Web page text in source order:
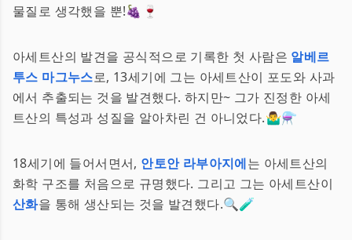
물질로 생각했을 뿐!🍇🍷
아세트산의 발견을 공식적으로 기록한 첫 사람은 알베르
투스 마그누스로, 13세기에 그는 아세트산이 포도와 사과
에서 추출되는 것을 발견했다. 하지만~ 그가 진정한 아세
트산의 특성과 성질을 알아차린 건 아니었다.🤷‍♂️⚗️
18세기에 들어서면서, 안토안 라부아지에는 아세트산의
화학 구조를 처음으로 규명했다. 그리고 그는 아세트산이
산화을 통해 생산되는 것을 발견했다.🔍🧪